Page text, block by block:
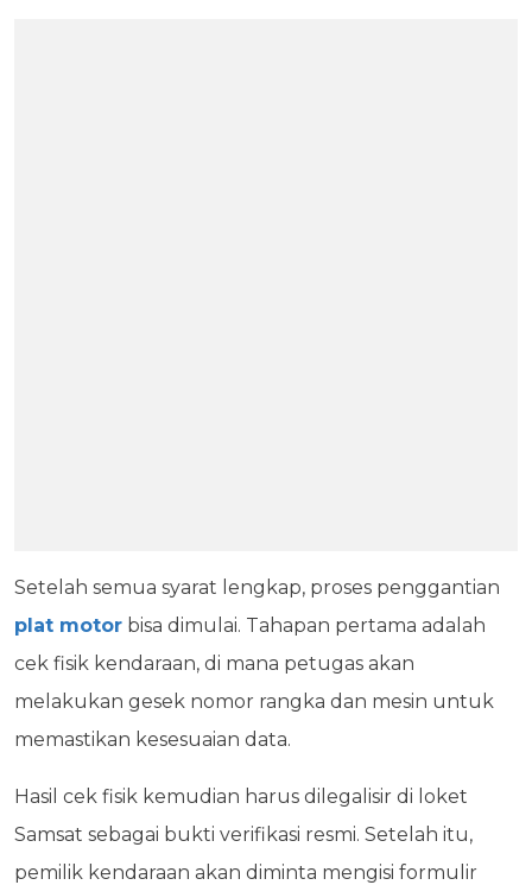
Setelah semua syarat lengkap, proses penggantian
plat motor bisa dimulai. Tahapan pertama adalah
cek fisik kendaraan, di mana petugas akan
melakukan gesek nomor rangka dan mesin untuk
memastikan kesesuaian data.
Hasil cek fisik kemudian harus dilegalisir di loket
Samsat sebagai bukti verifikasi resmi. Setelah itu,
pemilik kendaraan akan diminta mengisi formulir